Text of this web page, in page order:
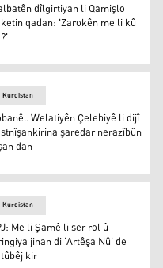
daketin qadan: 'Zarokên
dîlgirtiyan li Qamişlo
qadan: 'Zarokên me li kû
dijî destnîşankirina
Kurdistan
Welatiyên Çelebiyê li dijî
şaredar nerazîbûn
dan
Kurdistan
Me li Şamê li ser rol û
jinan di 'Artêşa Nû' de
kir